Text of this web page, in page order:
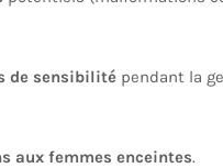
de sensibilitépendant la
aux femmes enceintes.